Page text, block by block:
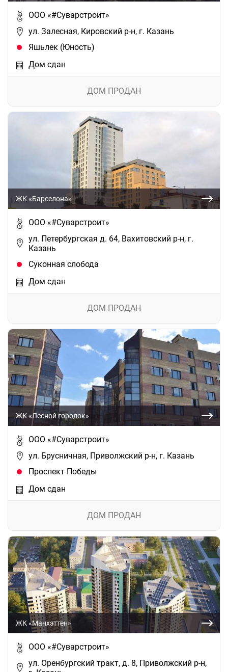
ООО «#Суварстроит»
ул. Залесная, Кировский р-н, г. Казань
Яшьлек (Юность)
Дом сдан
ДОМ ПРОДАН
ЖК «Барселона»
ООО «#Суварстроит»
ул. Петербургская д. 64, Вахитовский р-н, г.
Казань
Суконная слобода
Дом сдан
ДОМ ПРОДАН
ЖК «Лесной городок»
ООО «#Суварстроит»
ул. Брусничная, Приволжский р-н, г. Казань
Проспект Победы
Дом сдан
ДОМ ПРОДАН
ЖК «Манхэттен»
ООО «#Суварстроит»
ул. Оренбургский тракт, д. 8, Приволжский р-н,